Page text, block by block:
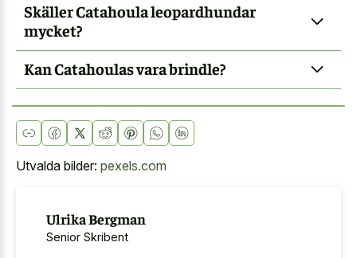
Skäller Catahoula leopardhundar
mycket?
Kan Catahoulas vara brindle?
Utvalda bilder: pexels.com
Ulrika Bergman
Senior Skribent